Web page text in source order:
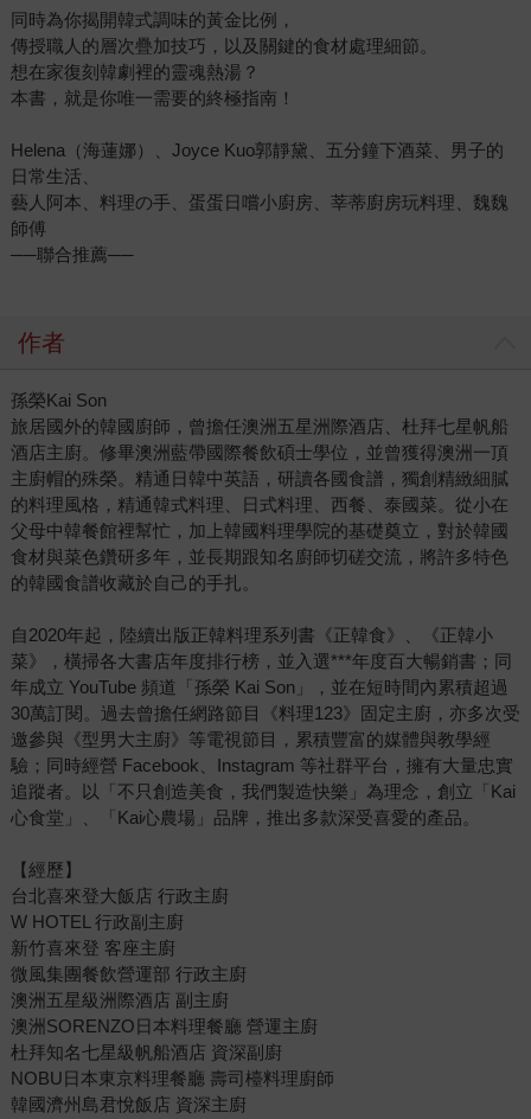
同時為你揭開韓式調味的黃金比例，
傳授職人的層次疊加技巧，以及關鍵的食材處理細節。
想在家復刻韓劇裡的靈魂熱湯？
本書，就是你唯一需要的終極指南！
Helena（海蓮娜）、Joyce Kuo郭靜黛、五分鐘下酒菜、男子的
日常生活、
藝人阿本、料理の手、蛋蛋日嚐小廚房、莘蒂廚房玩料理、魏魏
師傅
──聯合推薦──
作者
孫榮Kai Son
旅居國外的韓國廚師，曾擔任澳洲五星洲際酒店、杜拜七星帆船
酒店主廚。修畢澳洲藍帶國際餐飲碩士學位，並曾獲得澳洲一頂
主廚帽的殊榮。精通日韓中英語，研讀各國食譜，獨創精緻細膩
的料理風格，精通韓式料理、日式料理、西餐、泰國菜。從小在
父母中韓餐館裡幫忙，加上韓國料理學院的基礎奠立，對於韓國
食材與菜色鑽研多年，並長期跟知名廚師切磋交流，將許多特色
的韓國食譜收藏於自己的手扎。
自2020年起，陸續出版正韓料理系列書《正韓食》、《正韓小
菜》，橫掃各大書店年度排行榜，並入選***年度百大暢銷書；同
年成立 YouTube 頻道「孫榮 Kai Son」，並在短時間內累積超過
30萬訂閱。過去曾擔任網路節目《料理123》固定主廚，亦多次受
邀參與《型男大主廚》等電視節目，累積豐富的媒體與教學經
驗；同時經營 Facebook、Instagram 等社群平台，擁有大量忠實
追蹤者。以「不只創造美食，我們製造快樂」為理念，創立「Kai
心食堂」、「Kai心農場」品牌，推出多款深受喜愛的產品。
【經歷】
台北喜來登大飯店 行政主廚
W HOTEL 行政副主廚
新竹喜來登 客座主廚
微風集團餐飲營運部 行政主廚
澳洲五星級洲際酒店 副主廚
澳洲SORENZO日本料理餐廳 營運主廚
杜拜知名七星級帆船酒店 資深副廚
NOBU日本東京料理餐廳 壽司檯料理廚師
韓國濟州島君悅飯店 資深主廚